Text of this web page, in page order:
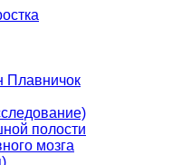
Плавничок
полости
мозга